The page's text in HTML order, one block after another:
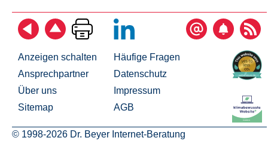
Anzeigen schalten
Ansprechpartner
Über uns
Sitemap
Häufige Fragen
Datenschutz
Impressum
AGB
© 1998-2026 Dr. Beyer Internet-Beratung